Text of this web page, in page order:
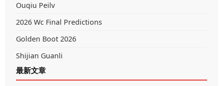
Ouqiu Peilv
2026 Wc Final Predictions
Golden Boot 2026
Shijian Guanli
最新文章